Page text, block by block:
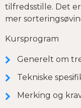
tilfredsstille. Det
mer
Kursprogram
Generelt om
Tekniske
Merking og